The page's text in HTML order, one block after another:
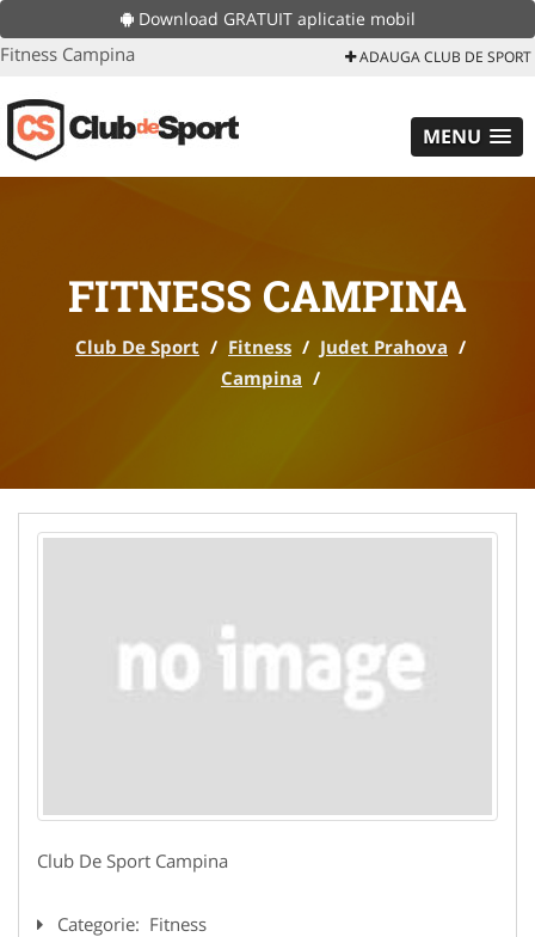
Download GRATUIT aplicatie mobil
Fitness Campina ADAUGA CLUB DE SPORT
MENU
FITNESS CAMPINA
Club De Sport / Fitness / Judet Prahova /
Campina /
Club De Sport Campina
Categorie: Fitness